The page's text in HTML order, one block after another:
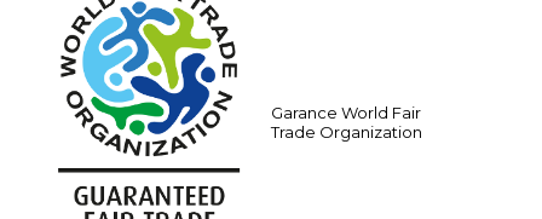
Garance World Fair
Trade Organization
HĽADAŤ